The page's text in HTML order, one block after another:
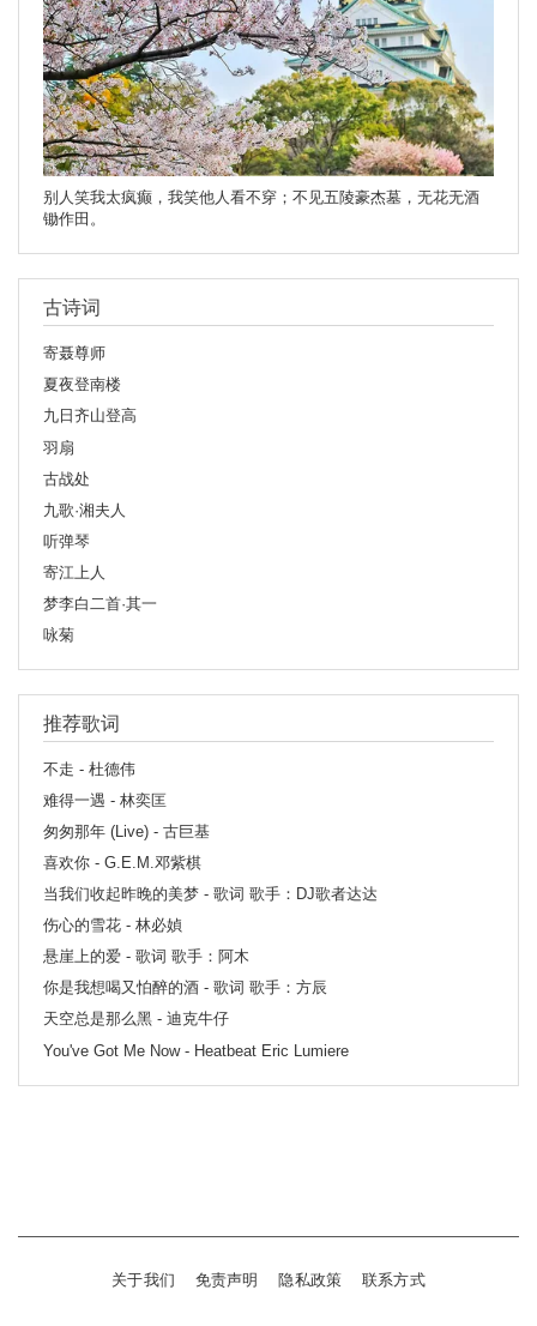
别人笑我太疯癫，我笑他人看不穿；不见五陵豪杰墓，无花无酒
锄作田。
古诗词
寄聂尊师
夏夜登南楼
九日齐山登高
羽扇
古战处
九歌·湘夫人
听弹琴
寄江上人
梦李白二首·其一
咏菊
推荐歌词
不走 - 杜德伟
难得一遇 - 林奕匡
匆匆那年 (Live) - 古巨基
喜欢你 - G.E.M.邓紫棋
当我们收起昨晚的美梦 - 歌词 歌手：DJ歌者达达
伤心的雪花 - 林必媜
悬崖上的爱 - 歌词 歌手：阿木
你是我想喝又怕醉的酒 - 歌词 歌手：方辰
天空总是那么黑 - 迪克牛仔
You've Got Me Now - Heatbeat Eric Lumiere
关于我们 免责声明 隐私政策 联系方式